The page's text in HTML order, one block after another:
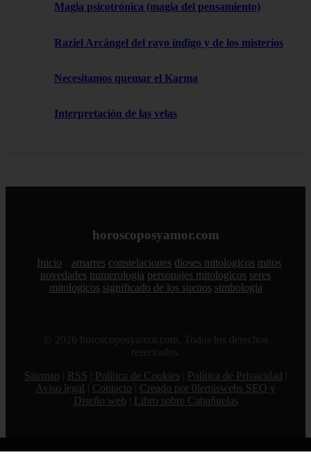
Magia psicotrónica (magia del pensamiento)
Raziel Arcángel del rayo índigo y de los misterios
Necesitamos quemar el Karma
Interpretación de las velas
horoscoposyamor.com
Inicio amarres constelaciones dioses mitologicos mitos
novedades numerologia personajes mitologicos seres
mitologicos significado de los suenos simbologia
© 2026 horoscoposyamor.com. Todos los derechos
reservados.
Sitemap
RSS Política de Cookies Política de Privacidad
Aviso legal
Contacto
Creado por 0lemiswebs SEO y
Diseño web
Libro sobre Cabañuelas